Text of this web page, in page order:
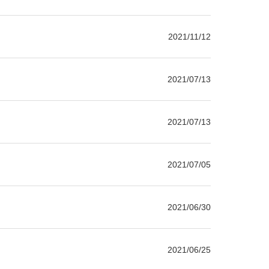
2021/11/12
2021/07/13
2021/07/13
2021/07/05
2021/06/30
2021/06/25